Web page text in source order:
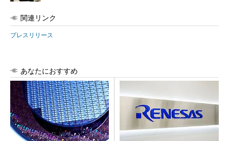
関連リンク
プレスリリース
あなたにおすすめ